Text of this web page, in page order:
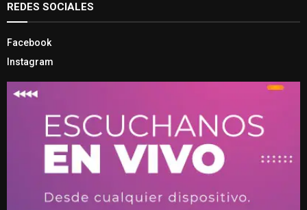
REDES SOCIALES
Facebook
Instagram